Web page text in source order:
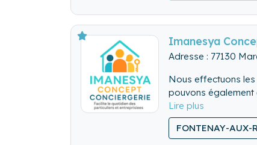
Imanesya
Adresse : 77130
Nous effectuons les
pouvons également
Nous nettoyons de
Nous lavons,
FONTENAY-AUX-